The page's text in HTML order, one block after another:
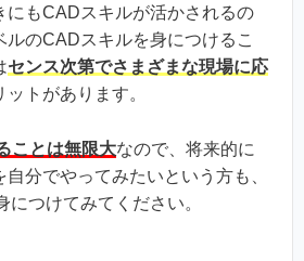
にもCADスキルが活かされるの
ルのCADスキルを身につけるこ
センス次第でさまざまな現場に応
ットがあります。
ことは無限大なので、将来的に
分でやってみたいという方も、
につけてみてください。